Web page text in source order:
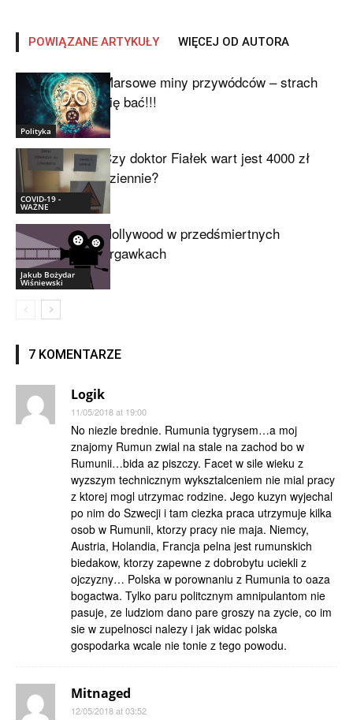
POWIĄZANE ARTYKUŁY WIĘCEJ OD AUTORA
Polityka
Marsowe miny przywódców – strach
się bać!!!
COVID-19 -
WAŻNE
Czy doktor Fiałek wart jest 4000 zł
dziennie?
Jakub Bożydar
Wiśniewski
Hollywood w przedśmiertnych
drgawkach
7 KOMENTARZE
Logik
11/05/2018 at 19:00
No niezle brednie. Rumunia tygrysem…a moj
znajomy Rumun zwial na stale na zachod bo w
Rumunii…bida az piszczy. Facet w sile wieku z
wyzszym technicznym wyksztalceniem nie mial pracy
z ktorej mogl utrzymac rodzine. Jego kuzyn wyjechal
po nim do Szwecji i tam ciezka praca utrzymuje kilka
osob w Rumunii, ktorzy pracy nie maja. Niemcy,
Austria, Holandia, Francja pelna jest rumunskich
biedakow, ktorzy zapewne z dobrobytu uciekli z
ojczyzny… Polska w porownaniu z Rumunia to oaza
bogactwa. Tylko paru politcznym amnipulantom nie
pasuje, ze ludziom dano pare groszy na zycie, co im
sie w zupelnosci nalezy i jak widac polska
gospodarka wcale nie tonie z tego powodu.
Mitnaged
12/05/2018 at 03:52